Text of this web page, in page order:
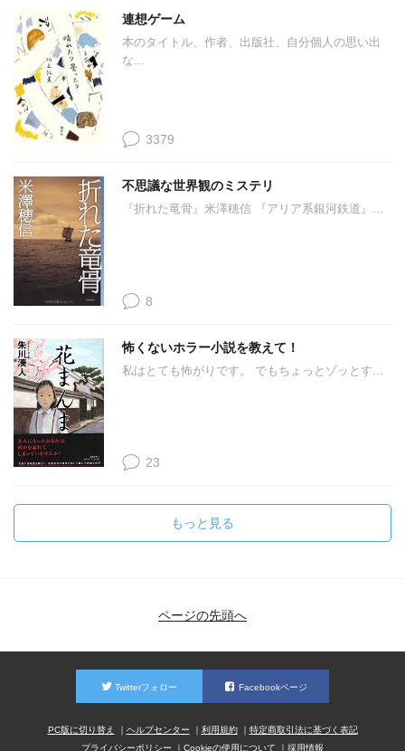
連想ゲーム
本のタイトル、作者、出版社、自分個人の思い出
な...
3379
不思議な世界観のミステリ
『折れた竜骨』米澤穂信 『アリア系銀河鉄道』...
8
怖くないホラー小説を教えて！
私はとても怖がりです。 でもちょっとゾッとす...
23
もっと見る
ページの先頭へ
Twitterフォロー Facebookページ
PC版に切り替え ヘルプセンター 利用規約
特定商取引法に基づく表記
プライバシーポリシー
Cookieの使用について 採用情報